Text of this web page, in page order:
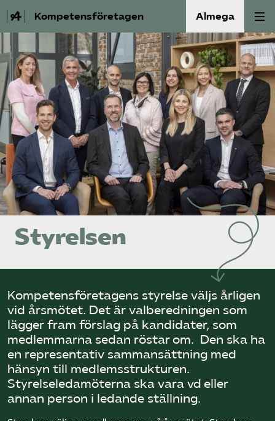
Kompetensföretagen Almega
Aktuellt
A-Ö
Auktorisation
Medlemskap
Våra frågor
Webbutik
Mina sidor
Bli medlem
Styrelsen
Kompetensföretagens styrelse väljs årligen
vid årsmötet. Det är valberedningen som
lägger fram förslag på kandidater, som
medlemmarna sedan röstar om. Den ska ha
en representativ sammansättning med
hänsyn till medlemsstrukturen.
Styrelseledamöterna ska vara vd eller
annan person i ledande ställning.